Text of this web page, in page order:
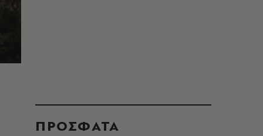
ΠΡΟΣΦΑΤΑ